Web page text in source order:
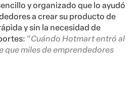
y organizado que lo ayudó
a crear su producto de
y sin la necesidad de
“Cuándo Hotmart entró al
que miles de emprendedores